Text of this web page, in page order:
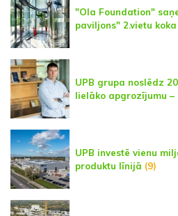
"Ola Foundation"
paviljons" 2.vietu
UPB grupa noslēdz
lielāko apgrozījumu –
UPB investē vienu
produktu līnijā (9)